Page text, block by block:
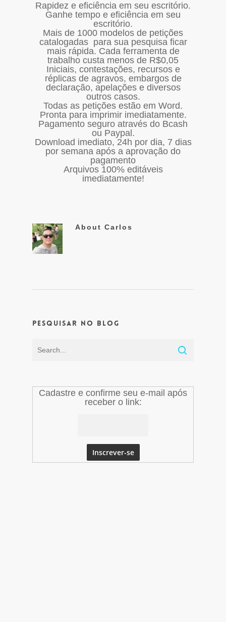
Rapidez e eficiência em seu escritório.
Ganhe tempo e eficiência em seu
escritório.
Mais de 1000 modelos de petições
catalogadas para sua pesquisa ficar
mais rápida. Cada ferramenta de
trabalho custa menos de R$0,05
Iniciais, contestações, recursos e
réplicas de agravos, embargos de
declaração, apelações e diversos
outros casos.
Todas as petições estão em Word.
Pronta para imprimir imediatamente.
Pagamento seguro através do Bcash
ou Paypal.
Download imediato, 24h por dia, 7 dias
por semana após a aprovação do
pagamento
Arquivos 100% editáveis
imediatamente!
About Carlos
Pesquisar no Blog
Cadastre e confirme seu e-mail após
receber o link: